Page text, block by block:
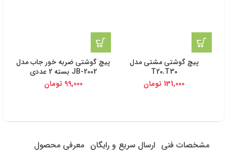
پیچ گوشتی مشتی مدل
T20.T30
131,000 تومان
پیچ گوشتی ضربه خور جاب مدل
JB-2002 بسته 2 عددی
99,000 تومان
مشخصات فنی ارسال سریع و رایگان معرفی محصول